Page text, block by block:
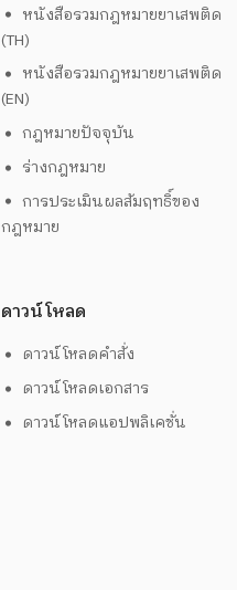
หนังสือรวมกฎหมายยาเสพติด
(TH)
หนังสือรวมกฎหมายยาเสพติด
(EN)
กฎหมายปัจจุบัน
ร่างกฎหมาย
การประเมินผลสัมฤทธิ์ของ
กฎหมาย
ดาวน์โหลด
ดาวน์โหลดคำสั่ง
ดาวน์โหลดเอกสาร
ดาวน์โหลดแอปพลิเคชั่น